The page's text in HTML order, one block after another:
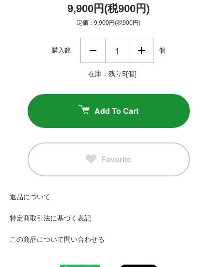
9,900円(税900円)
定価：9,900円(税900円)
購入数 個
在庫：残り5[個]
Add To Cart
Favorite
返品について
特定商取引法に基づく表記
この商品について問い合わせる